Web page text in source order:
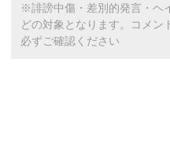
※誹謗中傷・差別的発言・ヘ
どの対象となります。コメン
必ずご確認ください